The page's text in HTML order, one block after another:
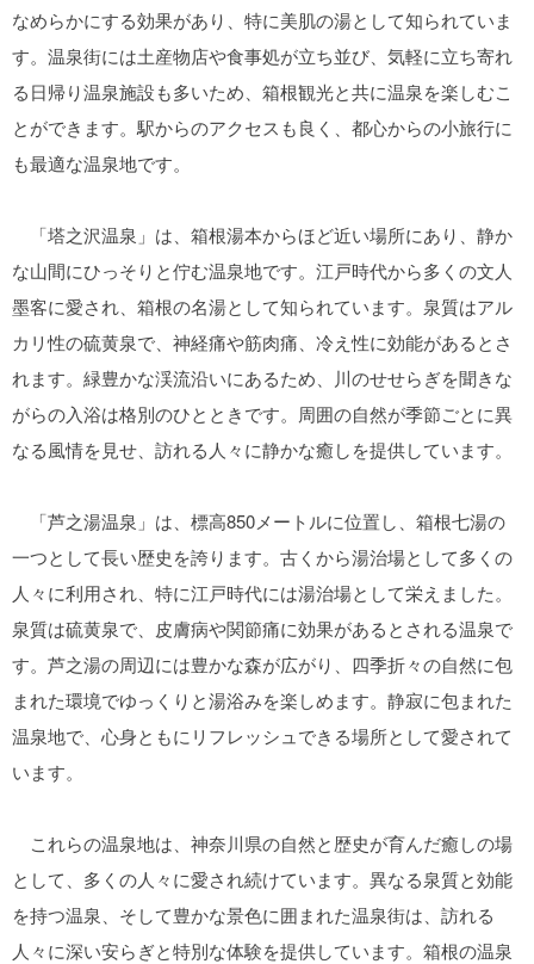
なめらかにする効果があり、特に美肌の湯として知られていま
す。温泉街には土産物店や食事処が立ち並び、気軽に立ち寄れ
る日帰り温泉施設も多いため、箱根観光と共に温泉を楽しむこ
とができます。駅からのアクセスも良く、都心からの小旅行に
も最適な温泉地です。
「塔之沢温泉」は、箱根湯本からほど近い場所にあり、静か
な山間にひっそりと佇む温泉地です。江戸時代から多くの文人
墨客に愛され、箱根の名湯として知られています。泉質はアル
カリ性の硫黄泉で、神経痛や筋肉痛、冷え性に効能があるとさ
れます。緑豊かな渓流沿いにあるため、川のせせらぎを聞きな
がらの入浴は格別のひとときです。周囲の自然が季節ごとに異
なる風情を見せ、訪れる人々に静かな癒しを提供しています。
「芦之湯温泉」は、標高850メートルに位置し、箱根七湯の
一つとして長い歴史を誇ります。古くから湯治場として多くの
人々に利用され、特に江戸時代には湯治場として栄えました。
泉質は硫黄泉で、皮膚病や関節痛に効果があるとされる温泉で
す。芦之湯の周辺には豊かな森が広がり、四季折々の自然に包
まれた環境でゆっくりと湯浴みを楽しめます。静寂に包まれた
温泉地で、心身ともにリフレッシュできる場所として愛されて
います。
これらの温泉地は、神奈川県の自然と歴史が育んだ癒しの場
として、多くの人々に愛され続けています。異なる泉質と効能
を持つ温泉、そして豊かな景色に囲まれた温泉街は、訪れる
人々に深い安らぎと特別な体験を提供しています。箱根の温泉